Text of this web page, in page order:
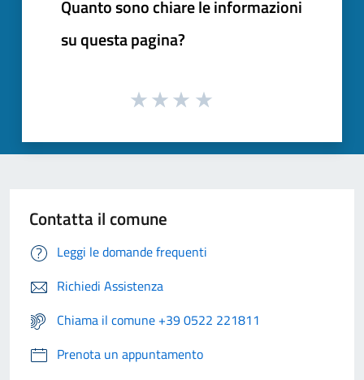
Quanto sono chiare le informazioni
su questa pagina?
Contatta il comune
Leggi le domande frequenti
Richiedi Assistenza
Chiama il comune +39 0522 221811
Prenota un appuntamento